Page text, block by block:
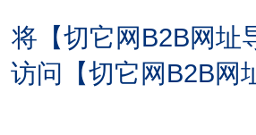
将【切它网B2B网址
访问【切它网B2B网